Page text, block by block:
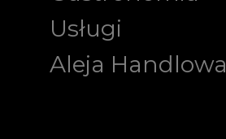
Usługi
Aleja Handlowa